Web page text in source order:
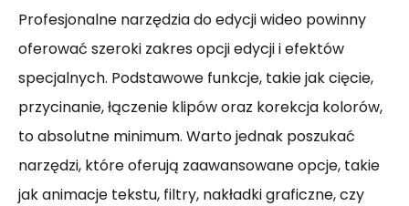
Profesjonalne narzędzia do edycji wideo powinny
oferować szeroki zakres opcji edycji i efektów
specjalnych. Podstawowe funkcje, takie jak cięcie,
przycinanie, łączenie klipów oraz korekcja kolorów,
to absolutne minimum. Warto jednak poszukać
narzędzi, które oferują zaawansowane opcje, takie
jak animacje tekstu, filtry, nakładki graficzne, czy